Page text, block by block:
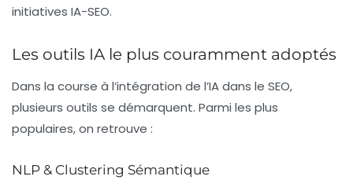
initiatives IA-SEO.
Les outils IA le plus couramment adoptés
Dans la course à l’intégration de l’IA dans le SEO,
plusieurs outils se démarquent. Parmi les plus
populaires, on retrouve :
NLP & Clustering Sémantique